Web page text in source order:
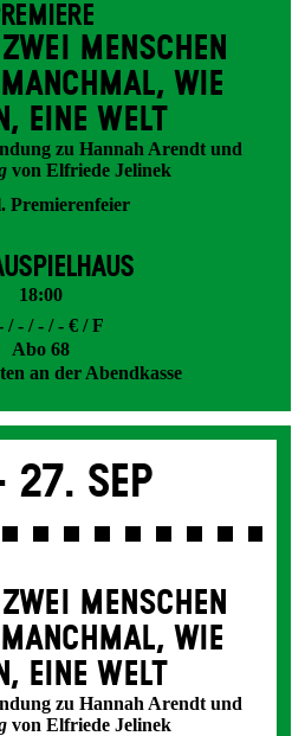
MENSCHEN
WIE
EINE WELT
zu Hannah Arendt und
von Elfriede Jelinek
Premierenfeier
18:00
/ - / - / - € / F
Abo 68
an der Abendkasse
27. Sep
MENSCHEN
WIE
EINE WELT
zu Hannah Arendt und
von Elfriede Jelinek